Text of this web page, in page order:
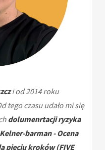
i od 2014 roku
tego czasu udało mi się
dolumenrtacji ryzyka
Kelner-barman - Ocena
pięciu kroków (FIVE